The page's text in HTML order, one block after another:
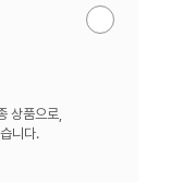
알
상품으로,
니다.